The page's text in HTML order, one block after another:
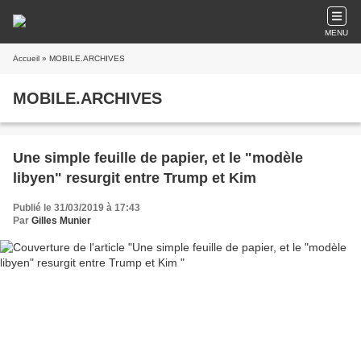
MENU
Accueil » MOBILE.ARCHIVES
MOBILE.ARCHIVES
Une simple feuille de papier, et le "modèle
libyen" resurgit entre Trump et Kim
Publié le 31/03/2019 à 17:43
Par Gilles Munier